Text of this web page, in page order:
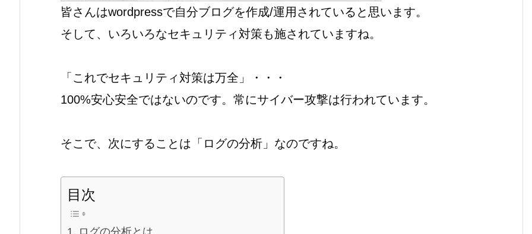
皆さんはwordpressで自分ブログを作成/運用されていると思います。
そして、いろいろなセキュリティ対策も施されていますね。
「これでセキュリティ対策は万全」・・・
100%安心安全ではないのです。常にサイバー攻撃は行われています。
そこで、次にすることは「ログの分析」なのですね。
目次